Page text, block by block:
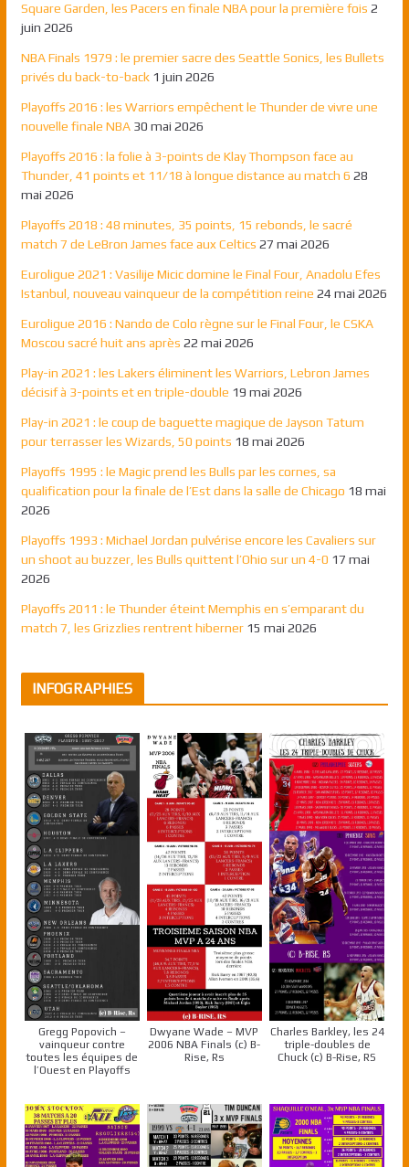
Square Garden, les Pacers en finale NBA pour la première fois 2
juin 2026
NBA Finals 1979 : le premier sacre des Seattle Sonics, les Bullets
privés du back-to-back 1 juin 2026
Playoffs 2016 : les Warriors empêchent le Thunder de vivre une
nouvelle finale NBA 30 mai 2026
Playoffs 2016 : la folie à 3-points de Klay Thompson face au
Thunder, 41 points et 11/18 à longue distance au match 6 28
mai 2026
Playoffs 2018 : 48 minutes, 35 points, 15 rebonds, le sacré
match 7 de LeBron James face aux Celtics 27 mai 2026
Euroligue 2021 : Vasilije Micic domine le Final Four, Anadolu Efes
Istanbul, nouveau vainqueur de la compétition reine 24 mai 2026
Euroligue 2016 : Nando de Colo règne sur le Final Four, le CSKA
Moscou sacré huit ans après 22 mai 2026
Play-in 2021 : les Lakers éliminent les Warriors, Lebron James
décisif à 3-points et en triple-double 19 mai 2026
Play-in 2021 : le coup de baguette magique de Jayson Tatum
pour terrasser les Wizards, 50 points 18 mai 2026
Playoffs 1995 : le Magic prend les Bulls par les cornes, sa
qualification pour la finale de l’Est dans la salle de Chicago 18 mai
2026
Playoffs 1993 : Michael Jordan pulvérise encore les Cavaliers sur
un shoot au buzzer, les Bulls quittent l’Ohio sur un 4-0 17 mai
2026
Playoffs 2011 : le Thunder éteint Memphis en s’emparant du
match 7, les Grizzlies rentrent hiberner 15 mai 2026
INFOGRAPHIES
Gregg Popovich –
vainqueur contre
toutes les équipes de
l’Ouest en Playoffs
Dwyane Wade – MVP
2006 NBA Finals (c) B-
Rise, Rs
Charles Barkley, les 24
triple-doubles de
Chuck (c) B-Rise, RS